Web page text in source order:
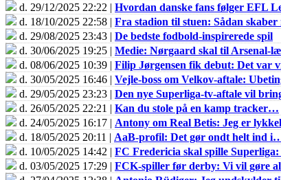
d. 29/12/2025 22:22 | Hvordan danske fans følger EFL
d. 18/10/2025 22:58 | Fra stadion til stuen: Sådan
d. 29/08/2025 23:43 | De bedste fodbold-inspirerede spil
d. 30/06/2025 19:25 | Medie: Nørgaard skal til Arsenal-
d. 08/06/2025 10:39 | Filip Jørgensen fik debut: Det var
d. 30/05/2025 16:46 | Vejle-boss om Velkov-aftale:
d. 29/05/2025 23:23 | Den nye Superliga-tv-aftale vil
d. 26/05/2025 22:21 | Kan du stole på en kamp tracker…
d. 24/05/2025 16:17 | Antony om Real Betis: Jeg er
d. 18/05/2025 20:11 | AaB-profil: Det gør ondt helt ind
d. 10/05/2025 14:42 | FC Fredericia skal spille
d. 03/05/2025 17:29 | FCK-spiller før derby: Vi vil gøre